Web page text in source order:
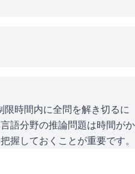
限時間内に全問を解き切るに
語分野の推論問題は時間がか
握しておくことが重要です。